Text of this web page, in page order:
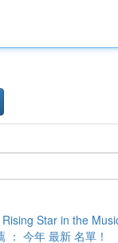
Rising Star in the
： 今年 最新 名單！